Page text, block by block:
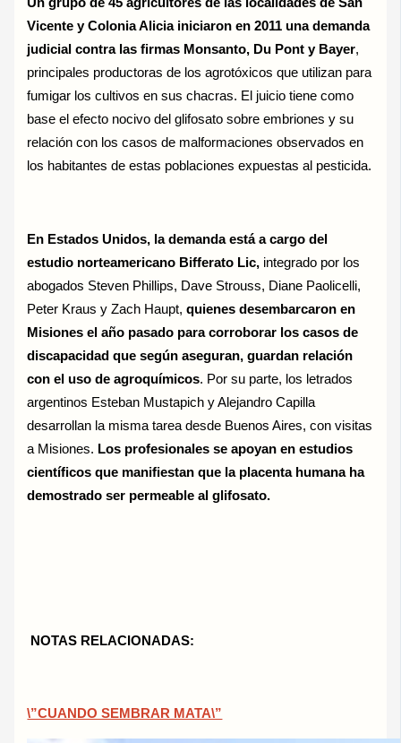
Un grupo de 45 agricultores de las localidades de San
Vicente y Colonia Alicia iniciaron en 2011 una demanda
judicial contra las firmas Monsanto, Du Pont y Bayer,
principales productoras de los agrotóxicos que utilizan para
fumigar los cultivos en sus chacras. El juicio tiene como
base el efecto nocivo del glifosato sobre embriones y su
relación con los casos de malformaciones observados en
los habitantes de estas poblaciones expuestas al pesticida.
En Estados Unidos, la demanda está a cargo del
estudio norteamericano Bifferato Lic, integrado por los
abogados Steven Phillips, Dave Strouss, Diane Paolicelli,
Peter Kraus y Zach Haupt,quienes desembarcaron en
Misiones el año pasado para corroborar los casos de
discapacidad que según aseguran, guardan relación
con el uso de agroquímicos. Por su parte, los letrados
argentinos Esteban Mustapich y Alejandro Capilla
desarrollan la misma tarea desde Buenos Aires, con visitas
a Misiones. Los profesionales se apoyan en estudios
científicos que manifiestan que la placenta humana ha
demostrado ser permeable al glifosato.
NOTAS RELACIONADAS:
\”CUANDO SEMBRAR MATA\”